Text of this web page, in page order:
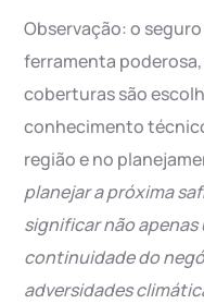
Observação: o
ferramenta
coberturas são
conhecimento
região e no
planejar a próxima
significar não apenas
continuidade do
adversidades